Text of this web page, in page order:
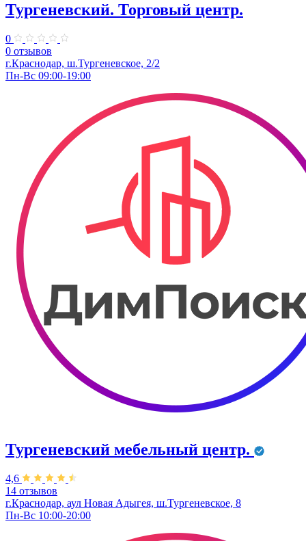
Тургеневский. ​Торговый центр.
0
0 отзывов
г.Краснодар, ш.​Тургеневское, 2/2
Пн-Вс 09:00-19:00
Тургеневский мебельный центр.
4,6
14 отзывов
г.Краснодар, аул Новая Адыгея, ш.Тургеневское, 8
Пн-Вс 10:00-20:00